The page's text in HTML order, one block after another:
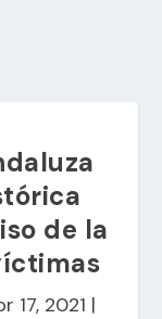
de la
17, 2021 |